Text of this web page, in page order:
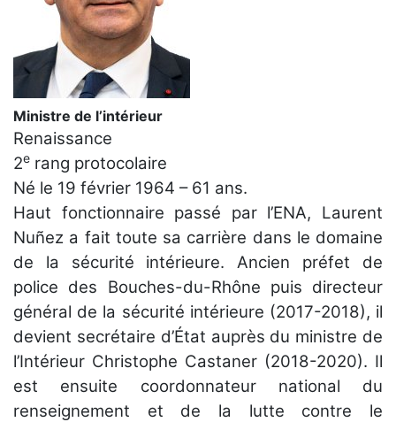
Ministre de l’intérieur
Renaissance
2e rang protocolaire
Né le 19 février 1964 – 61 ans.
Haut fonctionnaire passé par l’ENA, Laurent
Nuñez a fait toute sa carrière dans le domaine
de la sécurité intérieure. Ancien préfet de
police des Bouches-du-Rhône puis directeur
général de la sécurité intérieure (2017-2018), il
devient secrétaire d’État auprès du ministre de
l’Intérieur Christophe Castaner (2018-2020). Il
est ensuite coordonnateur national du
renseignement et de la lutte contre le